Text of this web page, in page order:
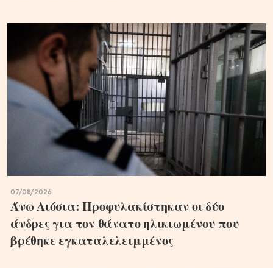
07/08/2026
Άνω Λιόσια: Προφυλακίστηκαν οι δύο
άνδρες για τον θάνατο ηλικιωμένου που
βρέθηκε εγκαταλελειμμένος